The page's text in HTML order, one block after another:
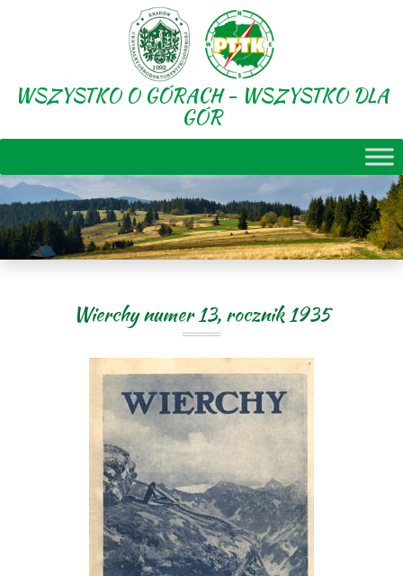
WSZYSTKO O GÓRACH - WSZYSTKO DLA
GÓR
Wierchy numer 13, rocznik 1935